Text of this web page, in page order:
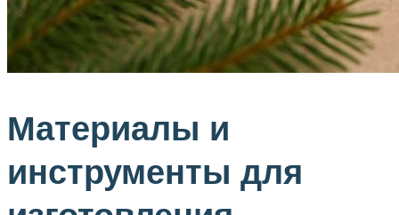
Материалы и
инструменты для